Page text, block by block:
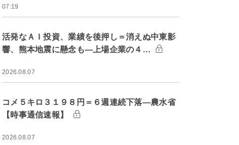
07:19
活発なＡＩ投資、業績を後押し＝消えぬ中東影
響、熊本地震に懸念も―上場企業の４…
2026.08.07
コメ５キロ３１９８円＝６週連続下落―農水省
【時事通信速報】
2026.08.07